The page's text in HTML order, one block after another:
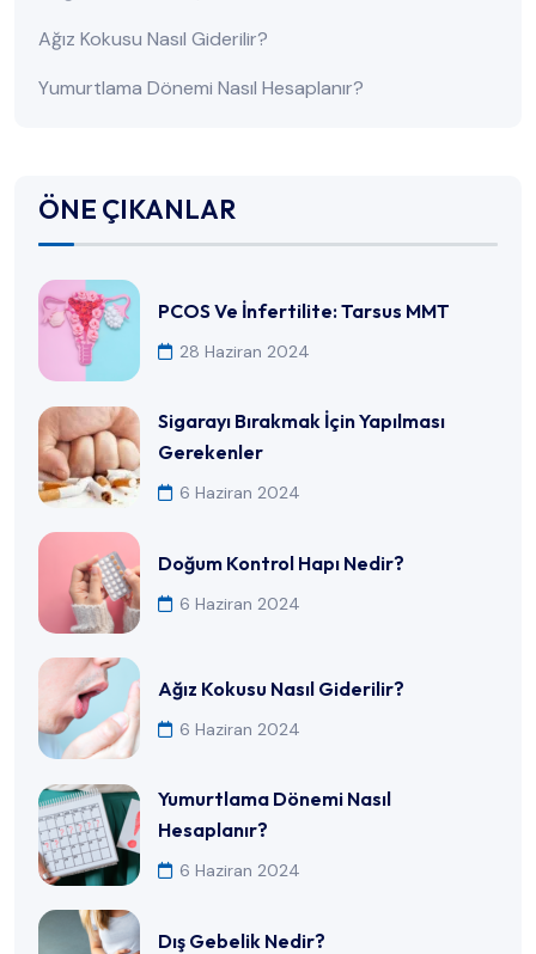
Ağız Kokusu Nasıl Giderilir?
Yumurtlama Dönemi Nasıl Hesaplanır?
ÖNE ÇIKANLAR
PCOS Ve İnfertilite: Tarsus MMT
28 Haziran 2024
Sigarayı Bırakmak İçin Yapılması
Gerekenler
6 Haziran 2024
Doğum Kontrol Hapı Nedir?
6 Haziran 2024
Ağız Kokusu Nasıl Giderilir?
6 Haziran 2024
Yumurtlama Dönemi Nasıl
Hesaplanır?
6 Haziran 2024
Dış Gebelik Nedir?